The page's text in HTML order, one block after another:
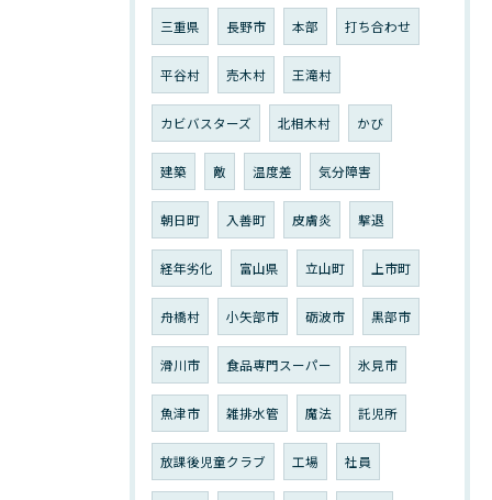
三重県 長野市 本部 打ち合わせ
平谷村 売木村 王滝村
カビバスターズ 北相木村 かび
建築 敵 温度差 気分障害
朝日町 入善町 皮膚炎 撃退
経年劣化 富山県 立山町 上市町
舟橋村 小矢部市 砺波市 黒部市
滑川市 食品専門スーパー 氷見市
魚津市 雑排水管 魔法 託児所
放課後児童クラブ 工場 社員